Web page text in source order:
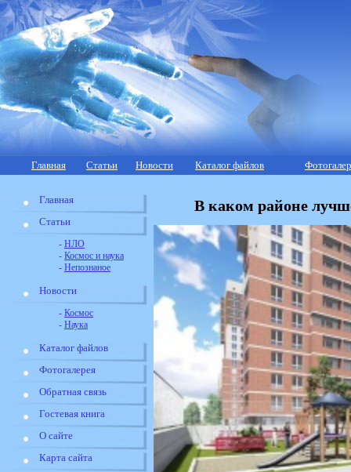
Главная Статьи Новости Каталог файлов
Главная
Статьи
- НЛО
- Космос и наука
- Непознаное
Новости
- Космос
- Наука
Каталог файлов
Фотогалерея
Обратная связь
Гостевая книга
О сайте
Карта сайта
В каком районе